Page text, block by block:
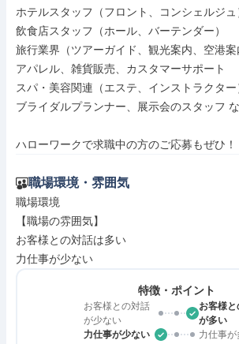
ホテルスタッフ（フロント、コンシェルジュ
飲食店スタッフ（ホール、バーテンダー）
旅行業界（ツアーガイド、観光案内、空港案
アパレル、雑貨販売、カスタマーサポート
スパ・美容関連（エステ、インストラクター
ブライダルプランナー、展示会のスタッフ
ハローワークで求職中の方のご応募もぜひ！
職場環境・雰囲気
職場環境
【職場の雰囲気】
お客様との対話は多い
力仕事が少ない
特徴・ポイント
お客様との対話
が少ない
お客様
が多い
力仕事が少ない
力仕事が